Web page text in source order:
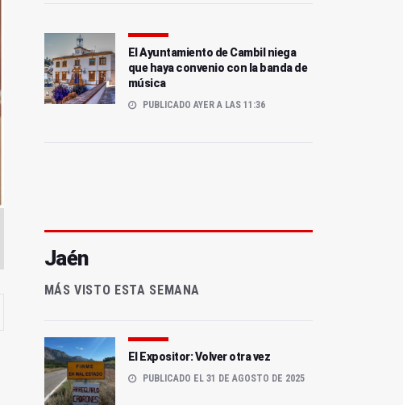
El Ayuntamiento de Cambil niega
que haya convenio con la banda de
música
PUBLICADO AYER A LAS 11:36
Jaén
MÁS VISTO ESTA SEMANA
El Expositor: Volver otra vez
PUBLICADO EL 31 DE AGOSTO DE 2025